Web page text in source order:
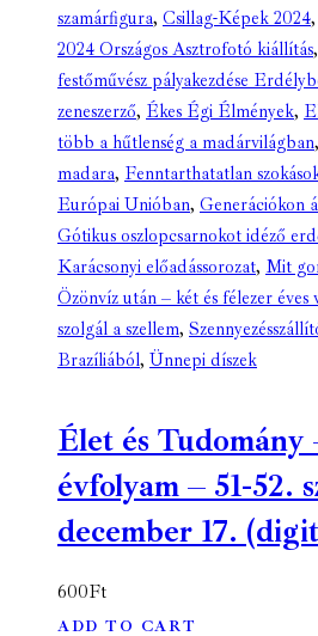
szamárfigura, Csillag-Képek 2024,
2024 Országos Asztrofotó kiállítás,
festőművész pályakezdése
zeneszerző, Ékes Égi Élmények,
több a hűtlenség a madárvilágban,
madara, Fenntarthatatlan
Európai Unióban, Generációkon
Gótikus oszlopcsarnokot idéző
Karácsonyi előadássorozat, Mit
Özönvíz után – két és félezer éves
szolgál a szellem,
Brazíliából, Ünnepi díszek
Élet és
évfolyam – 51-52.
december 17.
600Ft
ADD TO CART